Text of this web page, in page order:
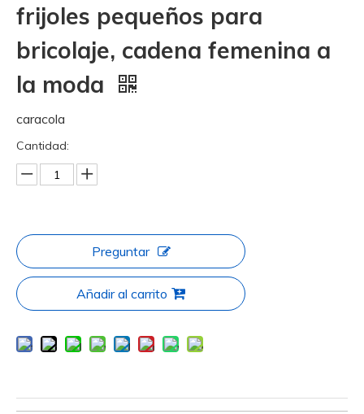
frijoles pequeños para
bricolaje, cadena femenina a
la moda
caracola
Cantidad:
Preguntar
Añadir al carrito